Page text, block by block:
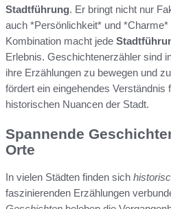
Stadtführung. Er bringt nicht nur
auch *Persönlichkeit* und
Kombination macht jede
Erlebnis. Geschichtenerzähler sind
ihre Erzählungen zu bewegen und
fördert ein eingehendes Verständnis
historischen Nuancen der Stadt.
Spannende
Orte
In vielen Städten finden sich
faszinierenden Erzählungen